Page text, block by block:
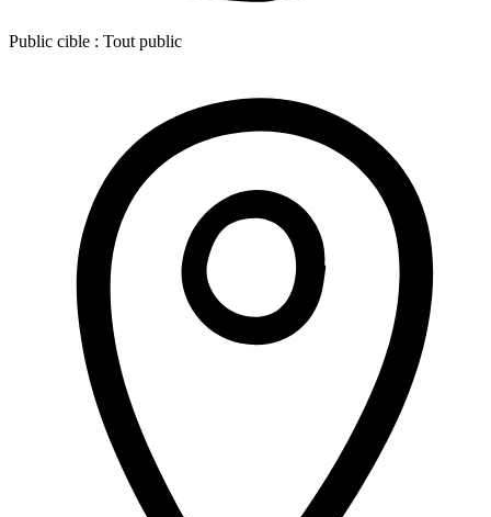
Public cible : Tout public